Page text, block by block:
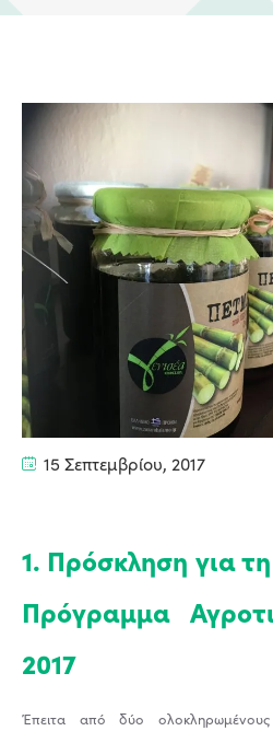
15 Σεπτεμβρίου, 2017
1. Πρόσκληση για
Πρόγραμμα
2017
Έπειτα από δύο